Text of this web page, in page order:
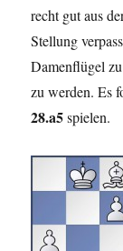
recht gut aus
Stellung
Damenflügel
zu werden. Es
28.a5spielen.